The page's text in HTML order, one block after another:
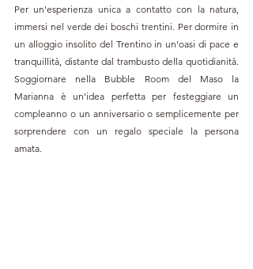
Per un'esperienza unica a contatto con la natura,
immersi nel verde dei boschi trentini. Per dormire in
un alloggio insolito del Trentino in un'oasi di pace e
tranquillità, distante dal trambusto della quotidianità.
Soggiornare nella Bubble Room del Maso la
Marianna è un'idea perfetta per festeggiare un
compleanno o un anniversario o semplicemente per
sorprendere con un regalo speciale la persona
amata.